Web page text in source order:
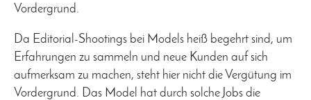
Vordergrund.
Da Editorial-Shootings bei Models heiß begehrt sind, um
Erfahrungen zu sammeln und neue Kunden auf sich
aufmerksam zu machen, steht hier nicht die Vergütung im
Vordergrund. Das Model hat durch solche Jobs die